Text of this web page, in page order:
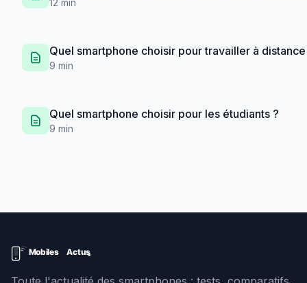
12 min
Quel smartphone choisir pour travailler à
9 min
Quel smartphone choisir pour les étudiants ?
9 min